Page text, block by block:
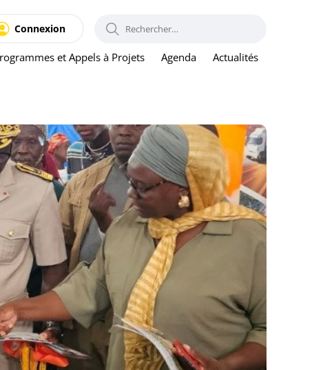
et Appels à Projets Agenda Actualités
Connexion RECHERCHER :